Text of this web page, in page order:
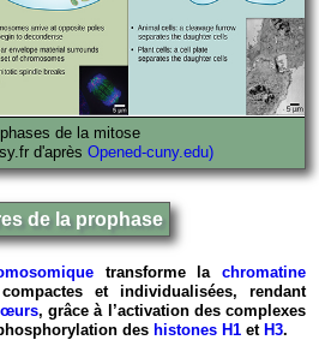
de la mitose
d'après Opened-cuny.edu)
de la prophase
transforme lachromatine
et individualisées, rendant
, grâce à l’activation des complexes
des histones H1 et H3.